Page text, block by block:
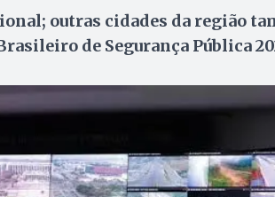
outras cidades da região
de Segurança Pública